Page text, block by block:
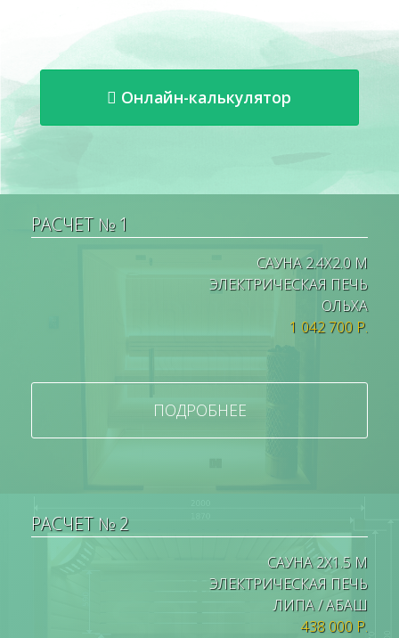
Онлайн-калькулятор
РАСЧЕТ № 1
САУНА 2.4X2.0 М
ЭЛЕКТРИЧЕСКАЯ ПЕЧЬ
ОЛЬХА
1 042 700 Р.
ПОДРОБНЕЕ
РАСЧЕТ № 2
САУНА 2Х1.5 М
ЭЛЕКТРИЧЕСКАЯ ПЕЧЬ
ЛИПА / АБАШ
438 000 Р.